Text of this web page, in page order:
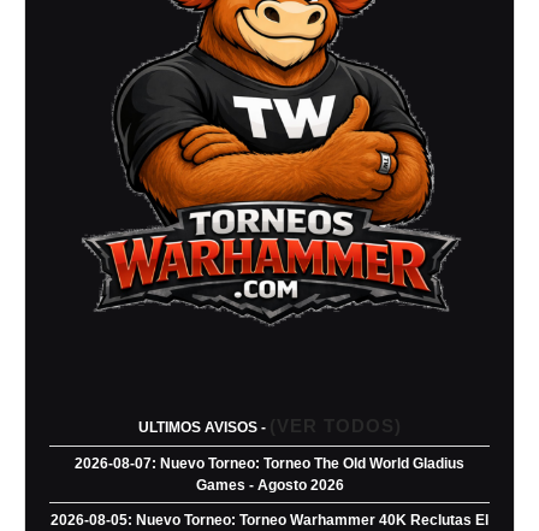
ULTIMOS AVISOS - (VER TODOS)
2026-08-07: Nuevo Torneo: Torneo The Old World Gladius
Games - Agosto 2026
2026-08-05: Nuevo Torneo: Torneo Warhammer 40K Reclutas El